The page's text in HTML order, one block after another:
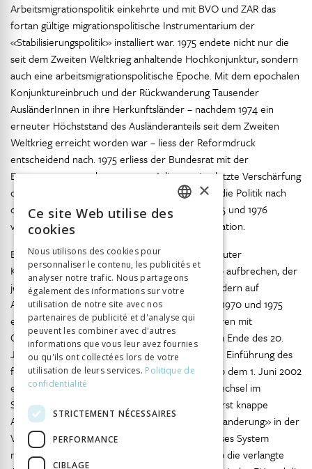
Arbeitsmigrationspolitik einkehrte und mit BVO und ZAR das
fortan gültige migrationspolitische Instrumentarium der
«Stabilisierungspolitik» installiert war. 1975 endete nicht nur die
seit dem Zweiten Weltkrieg anhaltende Hochkonjunktur, sondern
auch eine arbeitsmigrationspolitische Epoche. Mit dem epochalen
Konjunktureinbruch und der Rückwanderung Tausender
AusländerInnen in ihre Herkunftsländer – nachdem 1974 ein
erneuter Höchststand des Ausländeranteils seit dem Zweiten
Weltkrieg erreicht worden war – liess der Reformdruck
entscheidend nach. 1975 erliess der Bundesrat mit der
Begrenzungsverordnung vom 9. Juli 1975 eine letzte Verschärfung
der Plafonierungspolitik, dann beschäftigte sich die Politik nach
dem massiven «Ausländerabbau» der Jahre 1975 und 1976
vorübergehend kaum mehr mit der Arbeitsmigration.
Erst in den späten 1980er Jahren sollte ein erneuter
Krisendiskurs rund um das «Ausländerproblem» aufbrechen, der
jedoch nicht mehr auf ArbeitsmigrantInnen, sondern auf
AsylbewerberInnen fokussierte.45Die zwischen 1970 und 1975
etablierten arbeitsmigrationspolitischen Strukturen mit
Globalplafond und Kontingenten blieben bis zum Ende des 20.
Jahrhunderts in Kraft. Erst mit der schrittweisen Einführung des
freien Personenverkehrs für EU-BürgerInnen ab dem 1. Juni 2002
erfolgte wiederum ein grundlegender Systemwechsel im
Schweizer Arbeitsmigrationsregime.
Die äusserst knappe
Annahme der SVP-Initiative «gegen Masseneinwanderung» in der
Volksabstimmung vom 9. Februar 2014 stellt dieses System
neuerdings infrage. Es muss sich noch zeigen, ob die verlangte
ITALIAN
×
Ce site Web utilise des
cookies
Nous utilisons des cookies pour
personnaliser le contenu, les publicités et
analyser notre trafic. Nous partageons
également des informations sur votre
utilisation de notre site avec nos
partenaires de publicité et d'analyse qui
peuvent les combiner avec d'autres
informations que vous leur avez fournies
ou qu'ils ont collectées lors de votre
utilisation de leurs services. Politique de
confidentialité
STRICTEMENT NÉCESSAIRES
PERFORMANCE
CIBLAGE